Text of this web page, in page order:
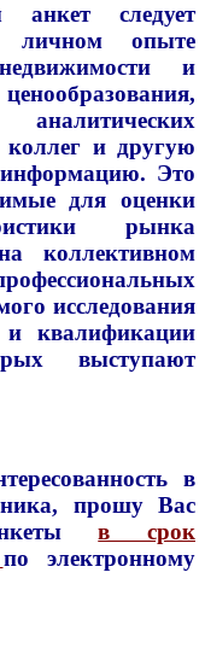
следует
личном опыте
и
коллег и другую
Это
для оценки
рынка
коллективном
исследования
и квалификации
выступают
в
прошу Вас
в срок
по электронному